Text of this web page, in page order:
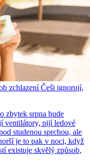
zchlazení Češi ignorují,
zbytek srpna bude
ventilátory, pijí ledové
studenou sprchou, ale
je to pak v noci, když
existuje skvělý způsob,